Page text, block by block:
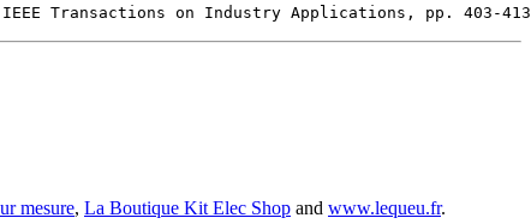
mesure, La Boutique Kit Elec Shop and www.lequeu.fr.